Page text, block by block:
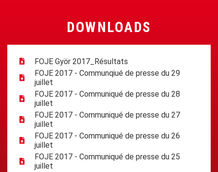
DOWNLOADS
FOJE Györ 2017_Résultats
FOJE 2017 - Communqiué de presse du 29
juillet
FOJE 2017 - Communiqué de presse du 28
juillet
FOJE 2017 - Communiqué de presse du 27
juillet
FOJE 2017 - Communiqué de presse du 26
juillet
FOJE 2017 - Communiqué de presse du 25
juillet